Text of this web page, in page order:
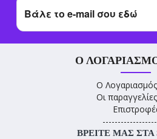
Ο
Ο
Οι
ΒΡΕΊΤΕ ΜΑΣ ΣΤΑ